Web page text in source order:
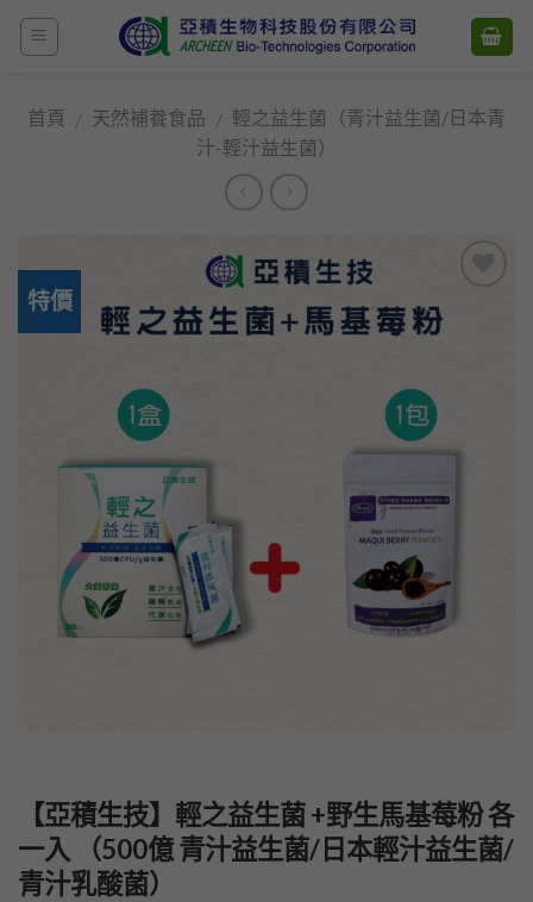
Skip
首頁 / 天然補養食品 / 輕之益生菌（青汁益生菌/日本青
汁-輕汁益生菌）
特價
【亞積生技】輕之益生菌 +野生馬基莓粉 各
一入 （500億 青汁益生菌/日本輕汁益生菌/
青汁乳酸菌）